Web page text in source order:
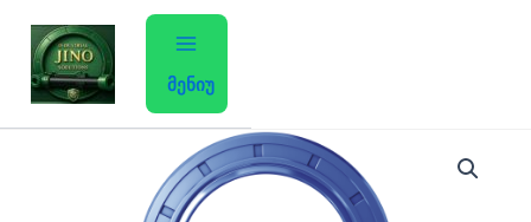
content
მენიუ